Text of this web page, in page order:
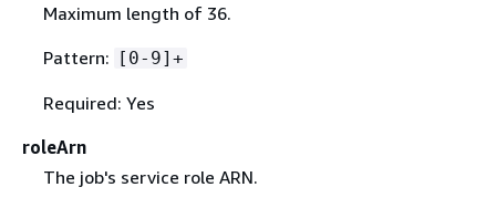
Maximum length of 36.
Pattern: [0-9]+
Required: Yes
roleArn
The job's service role ARN.